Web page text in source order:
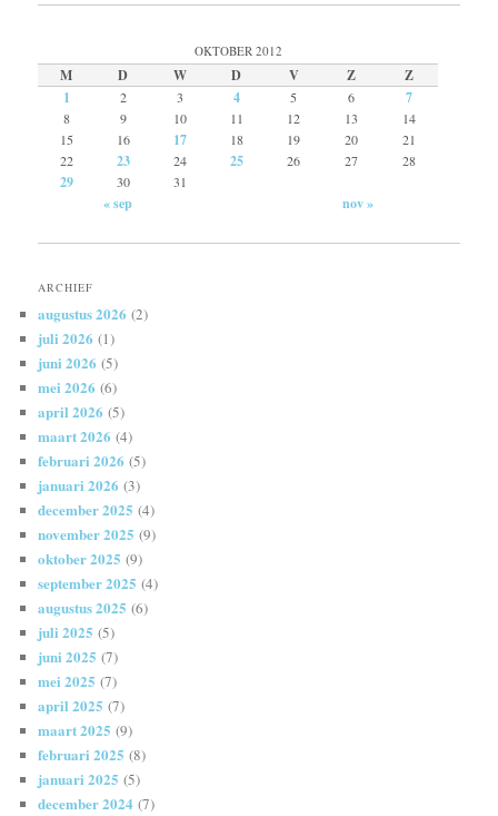
OKTOBER 2012
M D W D V Z
Z
1
2 3 4 5 6 7
8 9 10 11 12 13
14
15
16 17 18 19 20
21
22
23 24 25 26 27 28
29 30 31
« sep nov »
ARCHIEF
augustus 2026 (2)
juli 2026 (1)
juni 2026 (5)
mei 2026 (6)
april 2026 (5)
maart 2026 (4)
februari 2026 (5)
januari 2026 (3)
december 2025 (4)
november 2025 (9)
oktober 2025 (9)
september 2025 (4)
augustus 2025 (6)
juli 2025 (5)
juni 2025 (7)
mei 2025 (7)
april 2025 (7)
maart 2025 (9)
februari 2025 (8)
januari 2025 (5)
december 2024 (7)